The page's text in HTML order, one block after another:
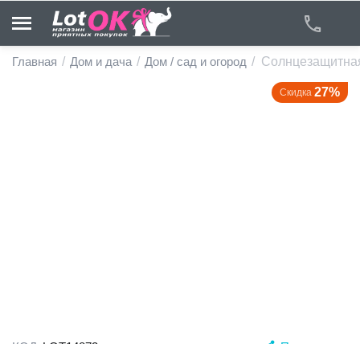
Главная / Дом и дача / Дом / сад и огород /
Скидка 27%